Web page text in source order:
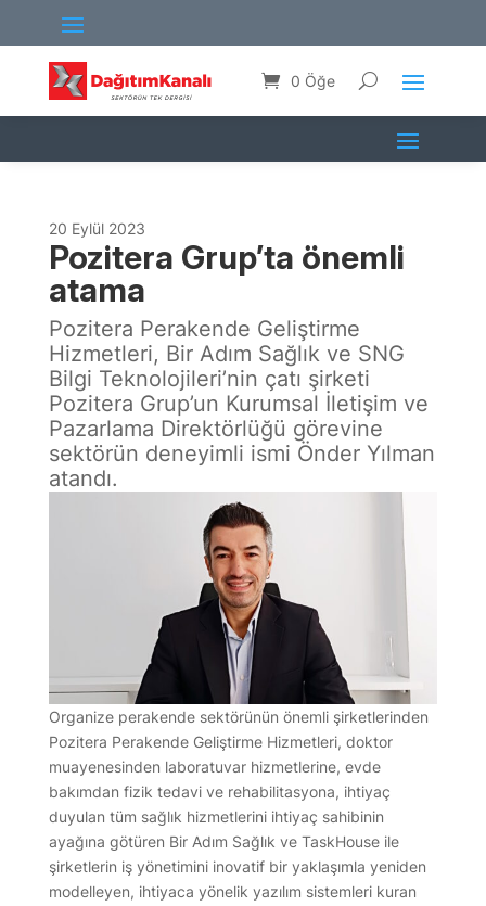
0 Öğe
20 Eylül 2023
Pozitera Grup’ta önemli
atama
Pozitera Perakende Geliştirme
Hizmetleri, Bir Adım Sağlık ve SNG
Bilgi Teknolojileri’nin çatı şirketi
Pozitera Grup’un Kurumsal İletişim ve
Pazarlama Direktörlüğü görevine
sektörün deneyimli ismi Önder Yılman
atandı.
Organize perakende sektörünün önemli şirketlerinden
Pozitera Perakende Geliştirme Hizmetleri, doktor
muayenesinden laboratuvar hizmetlerine, evde
bakımdan fizik tedavi ve rehabilitasyona, ihtiyaç
duyulan tüm sağlık hizmetlerini ihtiyaç sahibinin
ayağına götüren Bir Adım Sağlık ve TaskHouse ile
şirketlerin iş yönetimini inovatif bir yaklaşımla yeniden
modelleyen, ihtiyaca yönelik yazılım sistemleri kuran